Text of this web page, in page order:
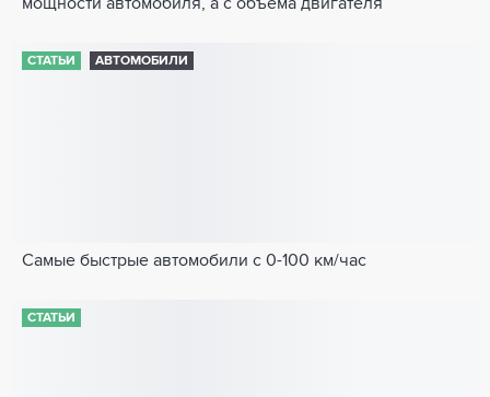
мощности автомобиля, а с объема двигателя
СТАТЬИ АВТОМОБИЛИ
Самые быстрые автомобили с 0-100 км/час
СТАТЬИ